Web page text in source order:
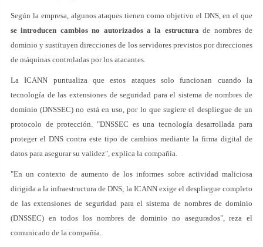
Según la empresa, algunos ataques tienen como objetivo el DNS, en el que
se introducen cambios no autorizados a la estructurade nombres de
dominio y sustituyen direcciones de los servidores previstos por direcciones
de máquinas controladas por los atacantes.
La ICANN puntualiza que estos ataques solo funcionan cuando la
tecnología de las extensiones de seguridad para el sistema de nombres de
dominio (DNSSEC) no está en uso, por lo que sugiere el despliegue de un
protocolo de protección. "DNSSEC es una tecnología desarrollada para
proteger el DNS contra este tipo de cambios mediante la firma digital de
datos para asegurar su validez", explica la compañía.
"En un contexto de aumento de los informes sobre actividad maliciosa
dirigida a la infraestructura de DNS, la ICANN exige el despliegue completo
de las extensiones de seguridad para el sistema de nombres de dominio
(DNSSEC) en todos los nombres de dominio no asegurados", reza el
comunicado de la compañía.